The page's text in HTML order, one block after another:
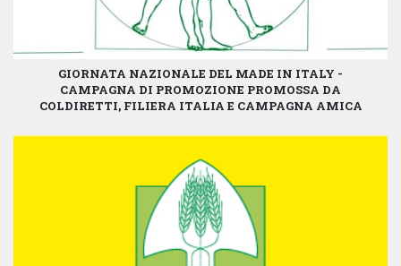
GIORNATA NAZIONALE DEL MADE IN ITALY -
CAMPAGNA DI PROMOZIONE PROMOSSA DA
COLDIRETTI, FILIERA ITALIA E CAMPAGNA AMICA